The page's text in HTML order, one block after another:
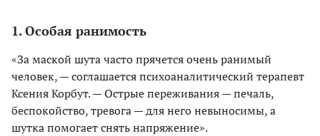
1. Особая ранимость
«За маской шута часто прячется очень ранимый
человек, — соглашается психоаналитический терапевт
Ксения Корбут. — Острые переживания — печаль,
беспокойство, тревога — для него невыносимы, а
шутка помогает снять напряжение».